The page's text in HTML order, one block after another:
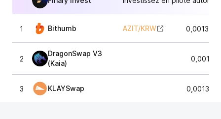
1 Bithumb AZIT/KRW
2
DragonSwap V3
(Kaia)
3 KLAYSwap